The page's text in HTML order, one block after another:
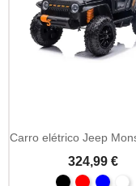
324,99 €